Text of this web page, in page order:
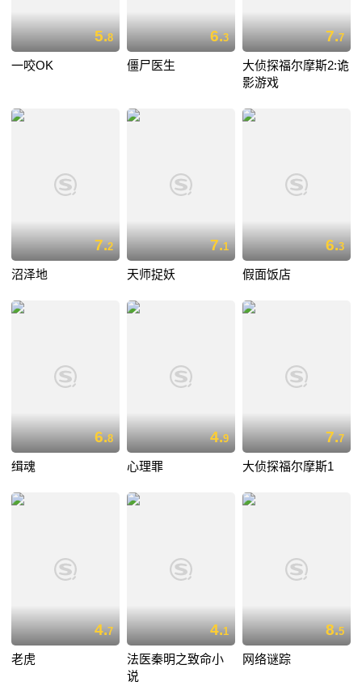
5.8
一咬OK
6.3
僵尸医生
7.7
大侦探福尔摩斯2:诡
影游戏
7.2
沼泽地
7.1
天师捉妖
6.3
假面饭店
6.8
缉魂
4.9
心理罪
7.7
大侦探福尔摩斯1
4.7
老虎
4.1
法医秦明之致命小
说
8.5
网络谜踪